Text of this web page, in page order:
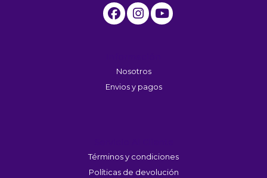
Nosotros
Envios y pagos
Términos y condiciones
Políticas de devolución